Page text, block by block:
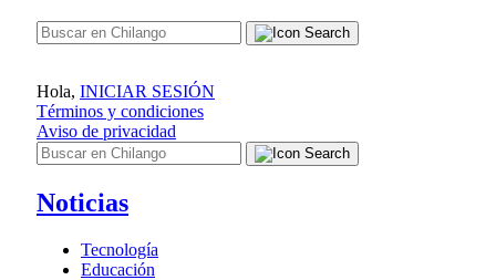
Hola, INICIAR SESIÓN
Términos y condiciones
Aviso de privacidad
Noticias
Tecnología
Educación